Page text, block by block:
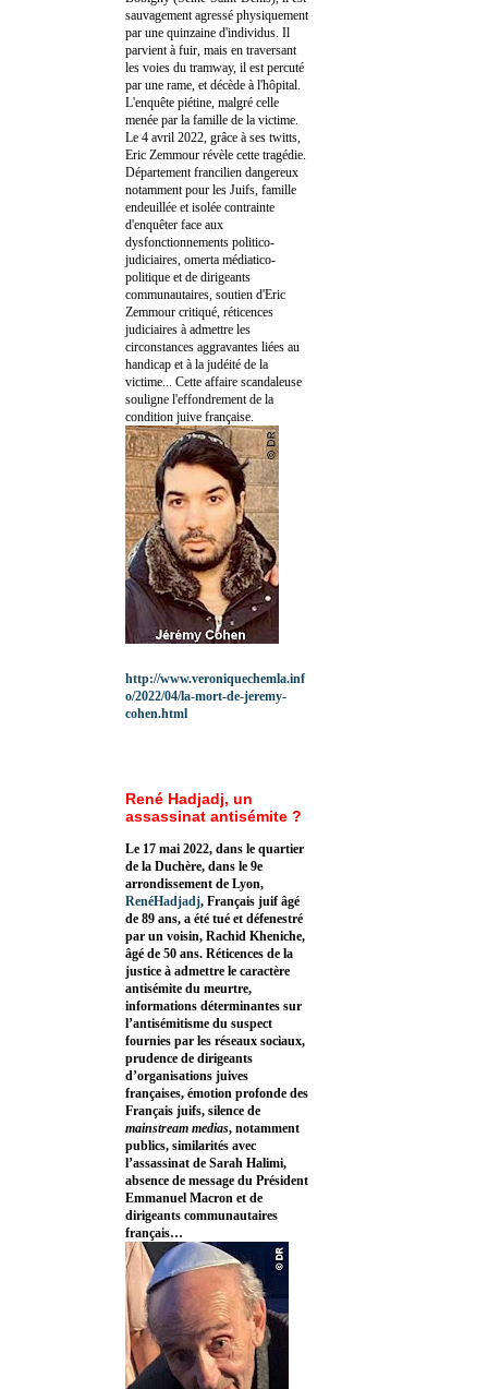
sauvagement agressé physiquement
par une quinzaine d'individus. Il
parvient à fuir, mais en traversant
les voies du tramway, il est percuté
par une rame, et décède à l'hôpital.
L'enquête piétine, malgré celle
menée par la famille de la victime.
Le 4 avril 2022, grâce à ses twitts,
Eric Zemmour révèle cette tragédie.
Département francilien dangereux
notamment pour les Juifs, famille
endeuillée et isolée contrainte
d'enquêter face aux
dysfonctionnements politico-
judiciaires, omerta médiatico-
politique et de dirigeants
communautaires, soutien d'Eric
Zemmour critiqué, réticences
judiciaires à admettre les
circonstances aggravantes liées au
handicap et à la judéité de la
victime... Cette affaire scandaleuse
souligne l'effondrement de la
condition juive française.
http://www.veroniquechemla.inf
o/2022/04/la-mort-de-jeremy-
cohen.html
René Hadjadj, un
assassinat antisémite ?
Le 17 mai 2022, dans le quartier
de la Duchère, dans le 9e
arrondissement de Lyon,
RenéHadjadj, Français juif âgé
de 89 ans, a été tué et défenestré
par un voisin, Rachid Kheniche,
âgé de 50 ans. Réticences de la
justice à admettre le caractère
antisémite du meurtre,
informations déterminantes sur
l’antisémitisme du suspect
fournies par les réseaux sociaux,
prudence de dirigeants
d’organisations juives
françaises, émotion profonde des
Français juifs, silence de
mainstream medias, notamment
publics, similarités avec
l’assassinat de Sarah Halimi,
absence de message du Président
Emmanuel Macron et de
dirigeants communautaires
français…